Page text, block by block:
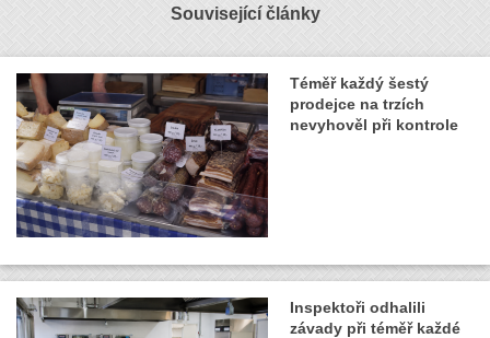
Související články
Téměř každý šestý
prodejce na trzích
nevyhověl při kontrole
Inspektoři odhalili
závady při téměř každé